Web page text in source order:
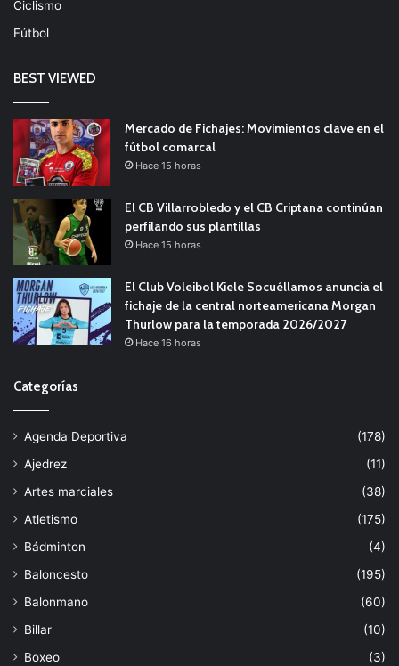
Ciclismo
Fútbol
BEST VIEWED
Mercado de Fichajes: Movimientos clave en el
fútbol comarcal
Hace 15 horas
El CB Villarrobledo y el CB Criptana continúan
perfilando sus plantillas
Hace 15 horas
El Club Voleibol Kiele Socuéllamos anuncia el
fichaje de la central norteamericana Morgan
Thurlow para la temporada 2026/2027
Hace 16 horas
Categorías
Agenda Deportiva
(178)
Ajedrez
(11)
Artes marciales
(38)
Atletismo
(175)
Bádminton
(4)
Baloncesto
(195)
Balonmano
(60)
Billar
(10)
Boxeo
(3)